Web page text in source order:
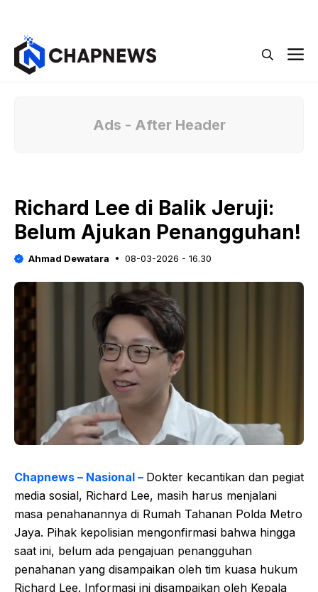
Ads - After Header
Richard Lee di Balik Jeruji:
Belum Ajukan Penangguhan!
Ahmad Dewatara 08-03-2026 - 16.30
Chapnews – Nasional – Dokter kecantikan dan pegiat
media sosial, Richard Lee, masih harus menjalani
masa penahanannya di Rumah Tahanan Polda Metro
Jaya. Pihak kepolisian mengonfirmasi bahwa hingga
saat ini, belum ada pengajuan penangguhan
penahanan yang disampaikan oleh tim kuasa hukum
Richard Lee. Informasi ini disampaikan oleh Kepala